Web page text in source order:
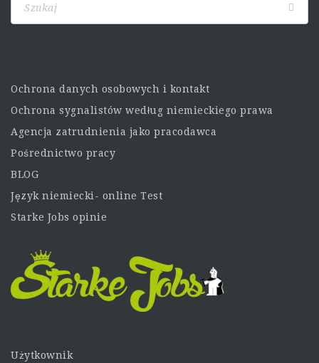
Ochrona danych osobowych i kontakt
Ochrona sygnalistów według niemieckiego prawa
Agencja zatrudnienia jako pracodawca
Pośrednictwo pracy
BLOG
Język niemiecki- online Test
Starke Jobs opinie
Użytkownik